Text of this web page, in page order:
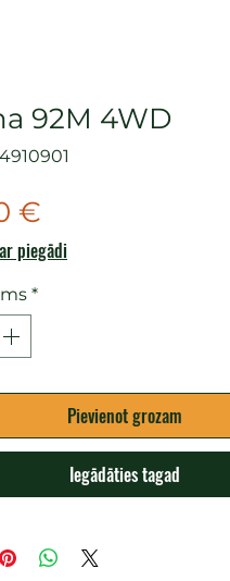
92M 4WD
€
piegādi
*
Pievienot grozam
Iegādāties tagad